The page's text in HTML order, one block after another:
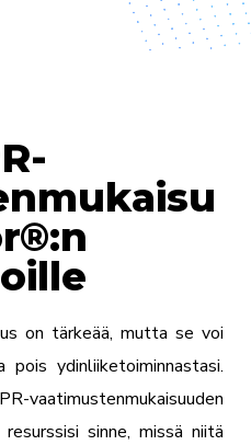
on tärkeää, mutta se voi
pois ydinliiketoiminnastasi.
sinne, missä niitä